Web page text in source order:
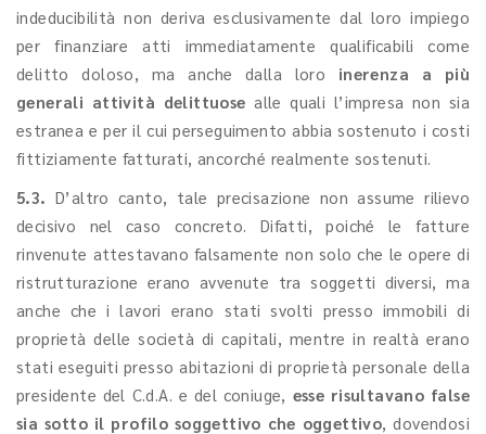
indeducibilità non deriva esclusivamente dal loro impiego
per finanziare atti immediatamente qualificabili come
delitto doloso, ma anche dalla loro inerenza a più
generali attività delittuose alle quali l’impresa non sia
estranea e per il cui perseguimento abbia sostenuto i costi
fittiziamente fatturati, ancorché realmente sostenuti.
5.3. D’altro canto, tale precisazione non assume rilievo
decisivo nel caso concreto. Difatti, poiché le fatture
rinvenute attestavano falsamente non solo che le opere di
ristrutturazione erano avvenute tra soggetti diversi, ma
anche che i lavori erano stati svolti presso immobili di
proprietà delle società di capitali, mentre in realtà erano
stati eseguiti presso abitazioni di proprietà personale della
presidente del C.d.A. e del coniuge, esse risultavano false
sia sotto il profilo soggettivo che oggettivo, dovendosi